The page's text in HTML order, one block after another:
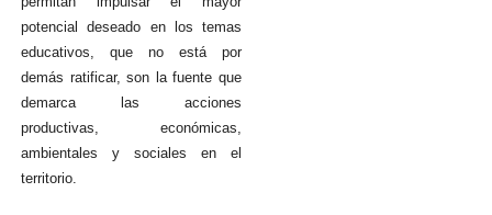
potencial deseado en los temas
educativos, que no está por
demás ratificar, son la fuente que
demarca las acciones
productivas, económicas,
ambientales y sociales en el
territorio.